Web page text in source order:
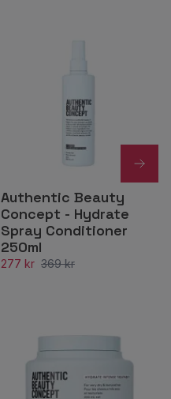
Authentic Beauty
Concept - Hydrate
Spray Conditioner
250ml
277 kr 369 kr